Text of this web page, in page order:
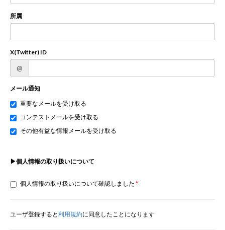
所属
X(Twitter) ID
@
メール通知
重要なメールを受け取る
コンテストメールを受け取る
その他有益な情報メールを受け取る
▶個人情報の取り扱いについて
個人情報の取り扱いについて確認しました
ユーザ登録すると利用規約に同意したことになります